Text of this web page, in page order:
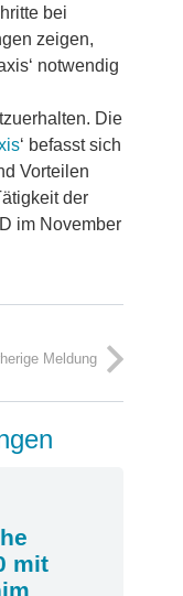
bei
zeigen,
notwendig
Die
‘ befasst sich
Vorteilen
der
im November
Meldung
mit